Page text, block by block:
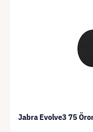
Jabra Evolve3 75